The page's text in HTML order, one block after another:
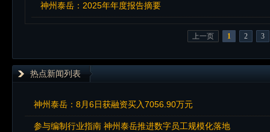
神州泰岳：2025年年度报告摘要
上一页 1 2 3
热点新闻列表
神州泰岳：8月6日获融资买入7056.90万元
参与编制行业指南 神州泰岳推进数字员工规模化落地